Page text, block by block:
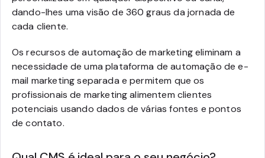
dando-lhes uma visão de 360 graus da jornada de
cada cliente.
Os recursos de automação de marketing eliminam a
necessidade de uma plataforma de automação de e-
mail marketing separada e permitem que os
profissionais de marketing alimentem clientes
potenciais usando dados de várias fontes e pontos
de contato.